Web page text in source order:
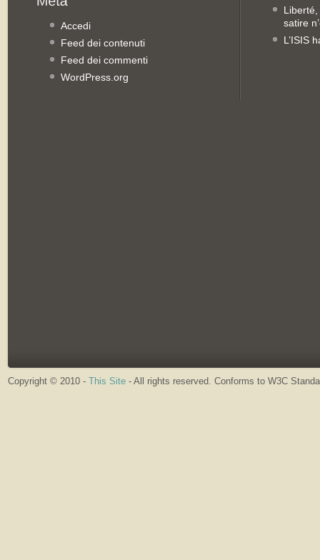
Accedi
Feed dei contenuti
Feed dei commenti
WordPress.org
satire
L’ISIS
Copyright © 2010 - This Site - All rights reserved. Conforms to W3C